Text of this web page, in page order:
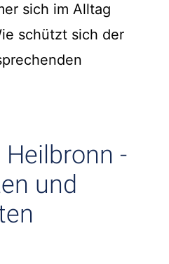
sich im Alltag
schützt sich der
-
und